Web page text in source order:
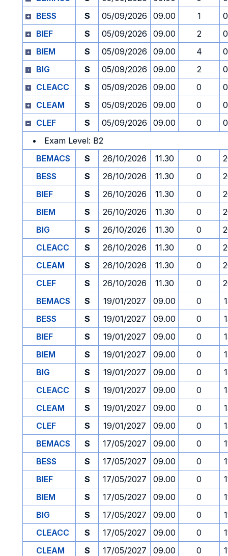
BESS
S 05/09/2026 09.00 1
BIEF
S 05/09/2026 09.00 2
BIEM
S 05/09/2026 09.00 4
BIG
S 05/09/2026 09.00 2
CLEACC
S 05/09/2026 09.00 0
CLEAM
S 05/09/2026 09.00 0
CLEF
S 05/09/2026 09.00 0
Exam Level: B2
BEMACS
S 26/10/2026 11.30 0
BESS
S 26/10/2026 11.30 0
BIEF
S 26/10/2026 11.30 0
BIEM
S 26/10/2026 11.30 0
BIG
S 26/10/2026 11.30 0
CLEACC
S 26/10/2026 11.30 0
CLEAM
S 26/10/2026 11.30 0
CLEF
S 26/10/2026 11.30 0
BEMACS
S 19/01/2027 09.00 0
BESS
S 19/01/2027 09.00 0
BIEF
S 19/01/2027 09.00 0
BIEM
S 19/01/2027 09.00 0
BIG
S 19/01/2027 09.00 0
CLEACC
S 19/01/2027 09.00 0
CLEAM
S 19/01/2027 09.00 0
CLEF
S 19/01/2027 09.00 0
BEMACS
S 17/05/2027 09.00 0
BESS
S 17/05/2027 09.00 0
BIEF
S 17/05/2027 09.00 0
BIEM
S 17/05/2027 09.00 0
BIG
S 17/05/2027 09.00 0
CLEACC
S 17/05/2027 09.00 0
CLEAM
S 17/05/2027 09.00 0